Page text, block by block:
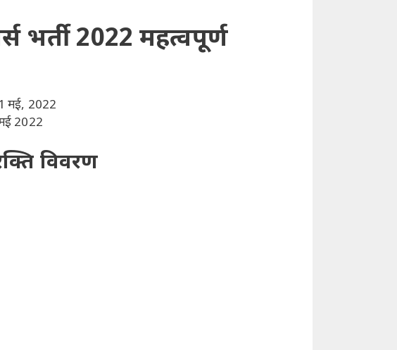
भर्ती 2022 महत्वपूर्ण
मई, 2022
2022
विवरण